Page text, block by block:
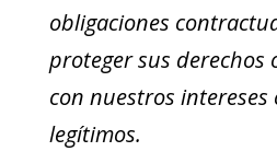
obligaciones
proteger sus derechos
con nuestros intereses
legítimos.